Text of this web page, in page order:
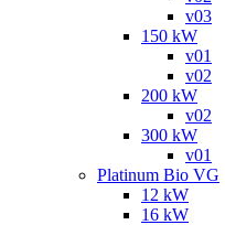
v03
150 kW
v01
v02
200 kW
v02
300 kW
v01
Platinum Bio VG
12 kW
16 kW